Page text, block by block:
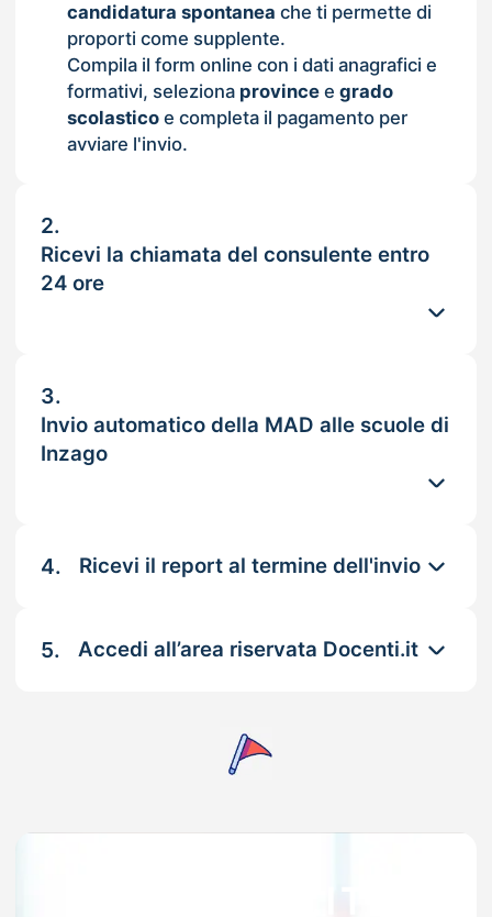
candidatura spontanea che ti permette di
proporti come supplente.
Compila il form online con i dati anagrafici e
formativi, seleziona provincee grado
scolasticoe completa il pagamento per
avviare l'invio.
2.
Ricevi la chiamata del consulente entro
24 ore
3.
Invio automatico della MAD alle scuole di
Inzago
4. Ricevi il report al termine dell'invio
5. Accedi all’area riservata Docenti.it